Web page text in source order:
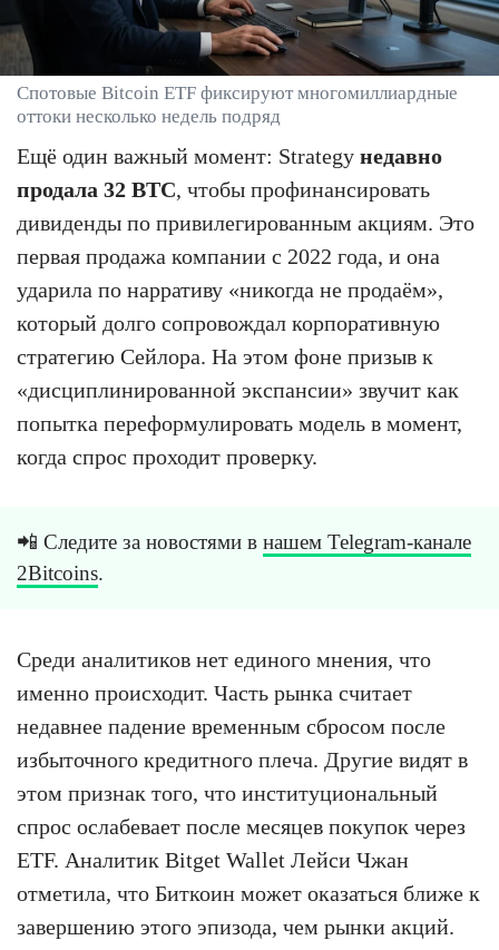
Спотовые Bitcoin ETF фиксируют многомиллиардные
оттоки несколько недель подряд
Ещё один важный момент: Strategy недавно
продала 32 BTC, чтобы профинансировать
дивиденды по привилегированным акциям. Это
первая продажа компании с 2022 года, и она
ударила по нарративу «никогда не продаём»,
который долго сопровождал корпоративную
стратегию Сейлора. На этом фоне призыв к
«дисциплинированной экспансии» звучит как
попытка переформулировать модель в момент,
когда спрос проходит проверку.
📲 Следите за новостями в нашем Telegram-канале
2Bitcoins.
Среди аналитиков нет единого мнения, что
именно происходит. Часть рынка считает
недавнее падение временным сбросом после
избыточного кредитного плеча. Другие видят в
этом признак того, что институциональный
спрос ослабевает после месяцев покупок через
ETF. Аналитик Bitget Wallet Лейси Чжан
отметила, что Биткоин может оказаться ближе к
завершению этого эпизода, чем рынки акций.